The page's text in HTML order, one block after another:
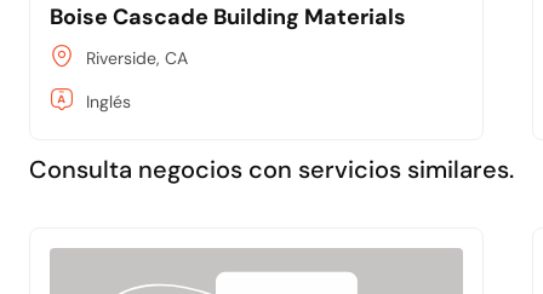
Boise Cascade Building Materials
Riverside, CA
Inglés
Consulta negocios con servicios similares.